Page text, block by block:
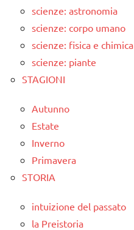
scienze: astronomia
scienze: corpo umano
scienze: fisica e chimica
scienze: piante
STAGIONI
Autunno
Estate
Inverno
Primavera
STORIA
intuizione del passato
la Preistoria